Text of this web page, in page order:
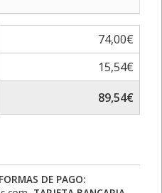
74,00€
15,54€
89,54€
DE PAGO: